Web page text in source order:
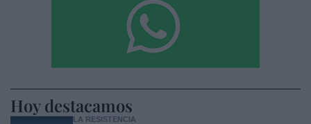
Hoy destacamos
LA RESISTENCIA